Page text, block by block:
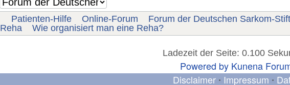
Patienten-Hilfe Online-Forum
Forum der Deutschen Sarkom-
Reha
Wie organisiert man eine Reha?
Ladezeit der Seite: 0.100
Powered by Kunena
Disclaimer • Impressum •